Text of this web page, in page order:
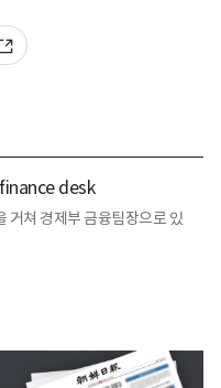
desk
거쳐 경제부 금융팀장으로 있